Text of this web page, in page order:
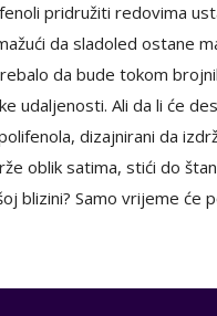
pridružiti redovima
da sladoled ostane
da bude tokom
udaljenosti. Ali da li će
dizajnirani da
oblik satima, stići do
blizini? Samo vrijeme će